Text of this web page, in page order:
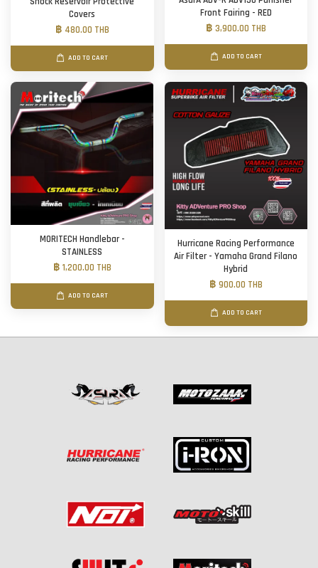
Covers
฿ 480.00 THB
ADD TO CART
Front Fairing - RED
฿ 3,900.00 THB
ADD TO CART
MORITECH Handlebar -
STAINLESS
฿ 1,200.00 THB
ADD TO CART
Hurricane Racing Performance
Air Filter - Yamaha Grand Filano
Hybrid
฿ 900.00 THB
ADD TO CART